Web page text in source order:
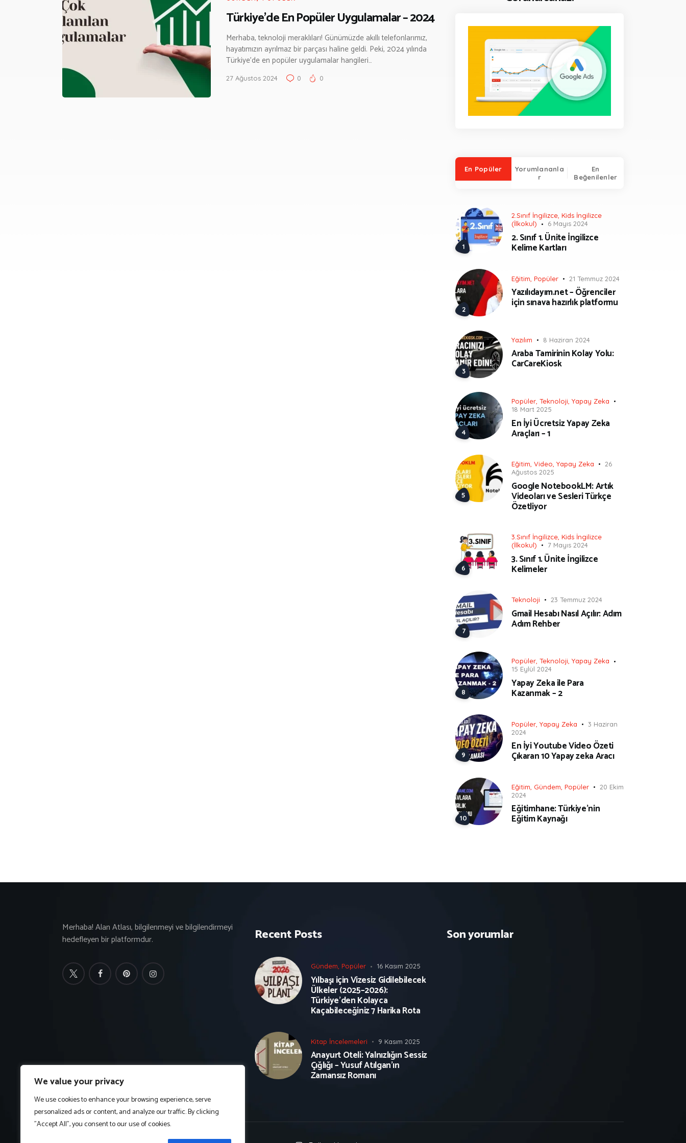
We value your privacy
We use cookies to enhance your browsing experience, serve
personalized ads or content, and analyze our traffic. By clicking
"Accept All", you consent to our use of cookies.
Türkiye’de En Popüler Uygulamalar – 2024
Merhaba, teknoloji meraklıları! Günümüzde akıllı telefonlarımız,
hayatımızın ayrılmaz bir parçası haline geldi. Peki, 2024 yılında
Türkiye’de en popüler uygulamalar hangileri…
27 Ağustos 2024 0 0
En Popüler
Yorumlananla
r
En
Beğenilenler
2.Sınıf İngilizce, Kids İngilizce
(İlkokul)
6 Mayıs 2024
2. Sınıf 1. Ünite İngilizce
Kelime Kartları
Eğitim Popüler 21 Temmuz 2024
Yazılıdayım.net – Öğrenciler
için sınava hazırlık platformu
Yazılım 8 Haziran 2024
Araba Tamirinin Kolay Yolu:
CarCareKiosk
Popüler Teknoloji Yapay Zeka
18 Mart 2025
En İyi Ücretsiz Yapay Zeka
Araçları – 1
Eğitim Video Yapay Zeka
26
Ağustos 2025
Google NotebookLM: Artık
Videoları ve Sesleri Türkçe
Özetliyor
3.Sınıf İngilizce Kids İngilizce
(İlkokul)
7 Mayıs 2024
3. Sınıf 1. Ünite İngilizce
Kelimeler
Teknoloji 23 Temmuz 2024
Gmail Hesabı Nasıl Açılır: Adım
Adım Rehber
Popüler, Teknoloji, Yapay Zeka
15 Eylül 2024
Yapay Zeka ile Para
Kazanmak – 2
Popüler Yapay Zeka
3 Haziran
2024
En İyi Youtube Video Özeti
Çıkaran 10 Yapay zeka Aracı
Eğitim Gündem Popüler
20 Ekim
2024
Eğitimhane: Türkiye’nin
Eğitim Kaynağı
Merhaba! Alan Atlası, bilgilenmeyi ve bilgilendirmeyi
hedefleyen bir platformdur.
Recent Posts
Gündem, Popüler 16 Kasım 2025
Yılbaşı için Vizesiz Gidilebilecek
Ülkeler (2025–2026):
Türkiye’den Kolayca
Kaçabileceğiniz 7 Harika Rota
Kitap İncelemeleri 9 Kasım 2025
Anayurt Oteli: Yalnızlığın Sessiz
Çığlığı – Yusuf Atılgan’ın
Zamansız Romanı
Son yorumlar